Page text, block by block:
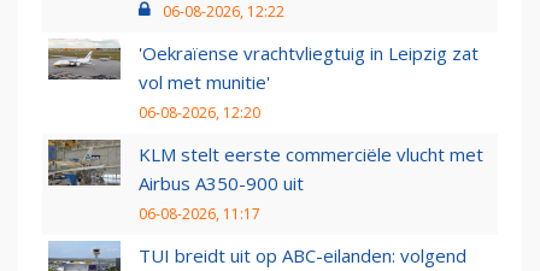
06-08-2026, 12:22
'Oekraïense vrachtvliegtuig in Leipzig zat
vol met munitie'
06-08-2026, 12:20
KLM stelt eerste commerciële vlucht met
Airbus A350-900 uit
06-08-2026, 11:17
TUI breidt uit op ABC-eilanden: volgend